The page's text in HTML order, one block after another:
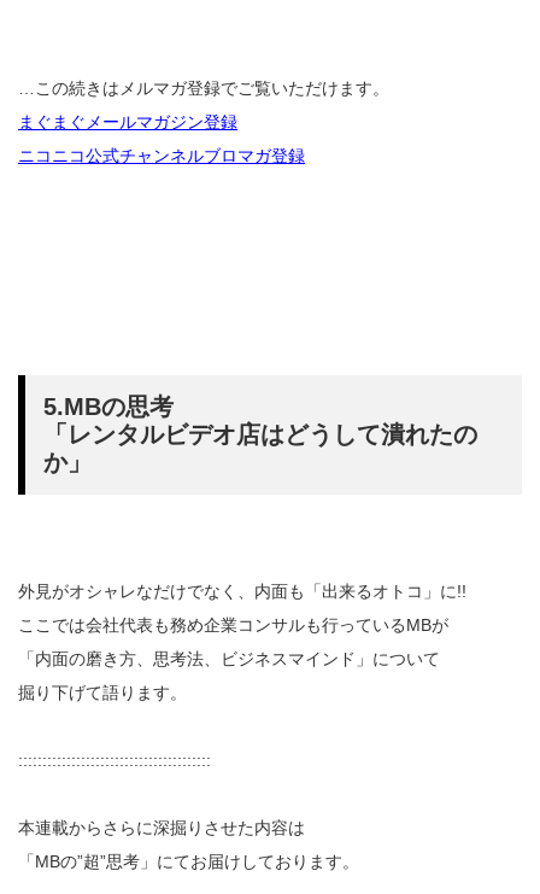
…この続きはメルマガ登録でご覧いただけます。
まぐまぐメールマガジン登録
ニコニコ公式チャンネルブロマガ登録
5.MBの思考
「レンタルビデオ店はどうして潰れたの
か」
外見がオシャレなだけでなく、内面も「出来るオトコ」に!!
ここでは会社代表も務め企業コンサルも行っているMBが
「内面の磨き方、思考法、ビジネスマインド」について
掘り下げて語ります。
::::::::::::::::::::::::::::::::::::::::
本連載からさらに深掘りさせた内容は
「MBの”超”思考」にてお届けしております。